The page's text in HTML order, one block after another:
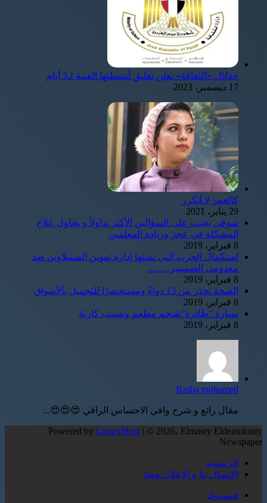
حدادًا.. «الثقافة» تعلن تعليق أنشطتها الفنية لـ3 أيام
17 ديسمبر، 2023
كالعمر لا أتكرر
29 يناير، 2021
شوقى يجيب على السؤالين الأكثر تداولاً و يحاول علاج
المشكلة في عجز وزيادة المعلمين
8 فبراير، 2019
استكمال الحرب التى تشنها إدارة تموين السنبلاوين ضد
معدومى الضمييير…….
8 فبراير، 2019
الصحة تحذر من 13 دواءً ومستحضرًا للتجميل بالأسواق
8 فبراير، 2019
سيارة "طائرة"تقتحم مطعم وتسبب كارثة
8 فبراير، 2019
Rasha mohamed
مقال رائع و شرح وافي الاحساس الراقي 😍😍😍...
Powered by LameyHost | © 2026، Elmasry Eldemokraty
Newspaper
الرئيسية
الإتصال بنا و الإعلان معنا
فيسبوك